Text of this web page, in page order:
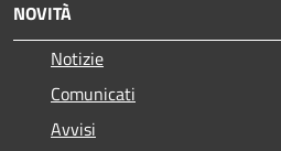
NOVITÀ
Notizie
Comunicati
Avvisi